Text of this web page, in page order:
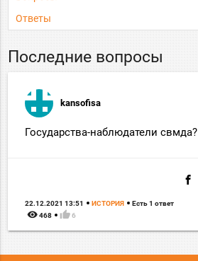
Ответы
Последние вопросы
kansofisa
Государства-наблюдатели свмда?
22.12.2021 13:51 ИСТОРИЯ Есть 1 ответ
remove_red_eye 468 thumb_up 6